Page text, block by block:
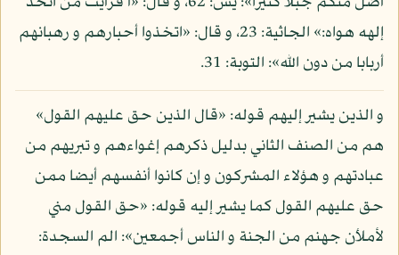
إلهه هواه:» الجاثية: 23، و قال: «اتخذوا أحبارهم و رهبانهم
أربابا من دون الله»: التوبة: 31.
و الذين يشير إليهم قوله: «قال الذين حق عليهم القول»
هم من الصنف الثاني بدليل ذكرهم إغواءهم و تبريهم من
عبادتهم و هؤلاء المشركون و إن كانوا أنفسهم أيضا ممن
حق عليهم القول كما يشير إليه قوله: «حق القول مني
لأملأن جهنم من الجنة و الناس أجمعين»: الم السجدة: